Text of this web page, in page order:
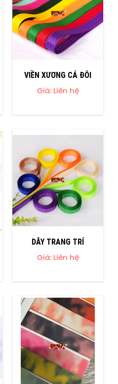
VIỀN XƯƠNG CÁ ĐÔI
Giá: Liên hệ
DÂY TRANG TRÍ
Giá: Liên hệ